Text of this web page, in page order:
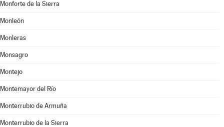
Monforte de la Sierra
Monleón
Monleras
Monsagro
Montejo
Montemayor del Río
Monterrubio de Armuña
Monterrubio de la Sierra